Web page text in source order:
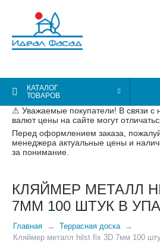
КАТАЛОГ
ТОВАРОВ
⚠ Уважаемые покупатели! В связи с
валют цены на сайте могут
Перед оформлением заказа,
менеджера актуальные цены и
за понимание.
КЛЯЙМЕР МЕТАЛЛ
7ММ 100 ШТУК В
Главная
Террасная доска
Кляймер металл hilst fix 3D 7мм 100